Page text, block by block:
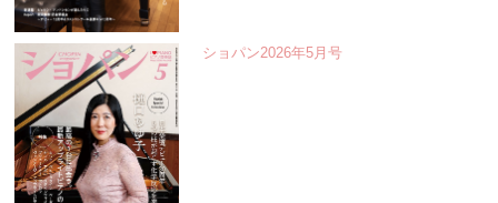
ショパン2026年5月号